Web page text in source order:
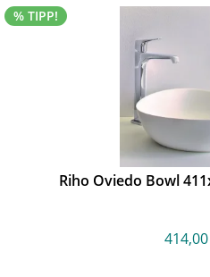
% TIPP!
Riho Oviedo Bowl